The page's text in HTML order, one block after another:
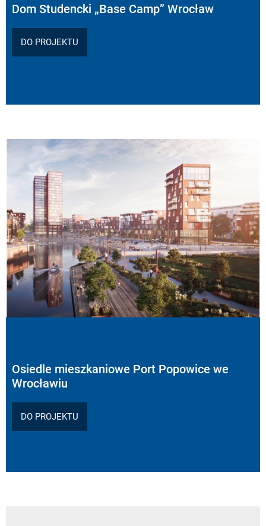
Dom Studencki „Base Camp” Wrocław
DO PROJEKTU
Osiedle mieszkaniowe Port Popowice we
Wrocławiu
DO PROJEKTU